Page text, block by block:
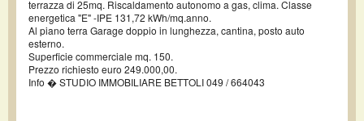
terrazza di 25mq. Riscaldamento autonomo a gas, clima. Classe
energetica "E" -IPE 131,72 kWh/mq.anno.
Al piano terra Garage doppio in lunghezza, cantina, posto auto
esterno.
Superficie commerciale mq. 150.
Prezzo richiesto euro 249.000,00.
Info � STUDIO IMMOBILIARE BETTOLI 049 / 664043